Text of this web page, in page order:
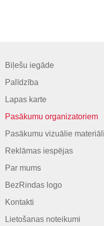
Biļešu iegāde
Palīdzība
Lapas karte
Pasākumu organizatoriem
Pasākumu vizuālie materiāli
Reklāmas iespējas
Par mums
BezRindas logo
Kontakti
Lietošanas noteikumi